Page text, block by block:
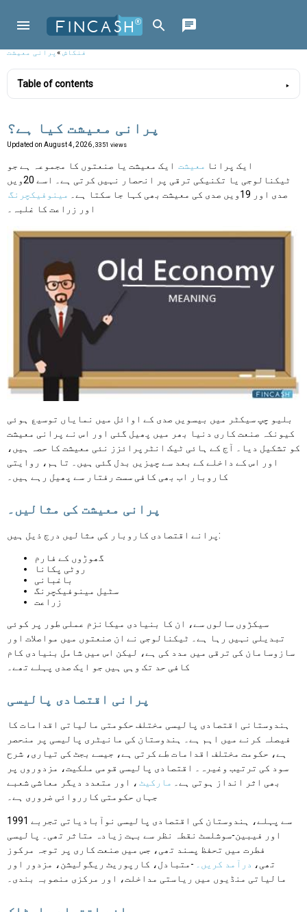
فنکاش»پرانی معیشت
Table of contents
پرانی معیشت کیا ہے؟
Updated on August 4, 2026 , 3351 views
ایک پرانا معیشت ایک معیشت یا صنعتوں کا مجموعہ ہے جو
ٹیکنالوجی یا تکنیکی ترقی پر انحصار نہیں کرتی ہے۔ اسے 20ویں
صدی اور 19ویں صدی کی معیشت بھی کہا جا سکتا ہے۔
مینوفیکچرنگ
اور زراعت کا غلبہ۔
بلیو چپ سیکٹر میں بیسویں صدی کے اوائل میں نمایاں توسیع ہوئی
کیونکہ صنعت کاری دنیا بھر میں پھیل گئی اور اس نے پرانی معیشت
کو تشکیل دیا۔ آج کے ہائی ٹیک انٹرپرائزز نئی معیشت کا حصہ ہیں،
اور اس کے داخلے کے بعد سے چیزیں بدل گئی ہیں۔ تاہم، روایتی
کاروبار اب بھی کافی سست رفتار سے پھیل رہے ہیں۔
پرانی معیشت کی مثالیں۔
پرانے اقتصادی کاروبار کی مثالیں درج ذیل ہیں:
گھوڑوں کے فارم
روٹی پکانا
باغبانی
سٹیل مینوفیکچرنگ
زراعت
سیکڑوں سالوں سے، ان کا بنیادی میکانزم عملی طور پر کوئی
تبدیلی نہیں رہا ہے۔ ٹیکنالوجی نے ان صنعتوں میں مواصلات اور
سازوسامان کی ترقی میں مدد کی ہے، لیکن اس میں شامل بنیادی کام
کافی حد تک وہی ہیں جو ایک صدی پہلے تھے۔
پرانی اقتصادی پالیسی
ہندوستانی اقتصادی پالیسی مختلف حکومتی مالیاتی اقدامات کا
فیصلہ کرنے میں اہم ہے۔ ہندوستان کی مانیٹری پالیسی پر منحصر
ہے، حکومت مختلف اقدامات طے کرتی ہے، جیسے بجٹ کی تیاری، شرح
سود کی ترتیب وغیرہ۔ اقتصادی پالیسی قومی ملکیت، مزدوروں پر
بھی اثر انداز ہوتی ہے۔ مارکیٹ ، اور متعدد دیگر معاشی شعبے
جہاں حکومتی کارروائی ضروری ہے۔
1991 سے پہلے، ہندوستان کی اقتصادی پالیسی نوآبادیاتی تجربے
اور فیبین-سوشلسٹ نقطہ نظر سے بہت زیادہ متاثر تھی۔ پالیسی
فطرت میں تحفظ پسند تھی، جس میں صنعت کاری پر توجہ مرکوز
تھی، درآمد کریں۔ -متبادل، کارپوریٹ ریگولیشن، مزدور اور
مالیاتی منڈیوں میں ریاستی مداخلت، اور مرکزی منصوبہ بندی۔